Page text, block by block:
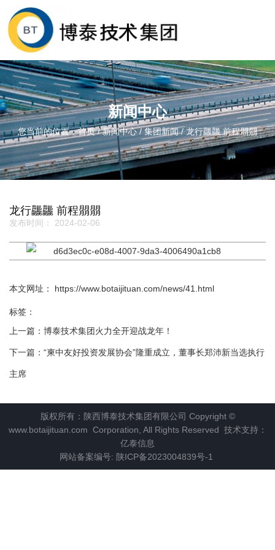
新闻中心
您当前的位置：首页/新闻中心 /集团新闻 /龙行龘龘 前程朤朤
龙行龘龘 前程朤朤
发布时间： 2024-02-06
本文网址： https://www.botaijituan.com/news/41.html
标签：
上一篇： 博泰技术集团火力全开迎战龙年！
下一篇： “柬中友好投资发展协会”隆重成立，董事长郑沛新当选执行
主席
相关文章版权所有：陕西博泰技术集团有限公司 Copyright ©
www.botaijituan.com Corporation, All Rights Reserved 技术支持：
亿泰信息
网站备案编号: 陕ICP备2023004839号-1